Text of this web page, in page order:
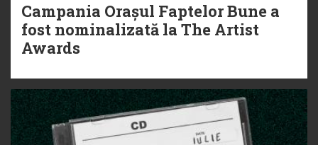
Campania Orașul Faptelor Bune a
fost nominalizată la The Artist
Awards